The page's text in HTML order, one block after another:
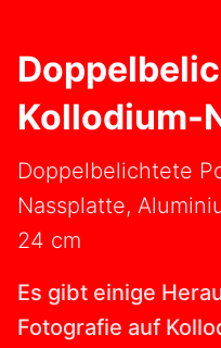
Kollodium-
Doppelbelichtete
Nassplatte,
24 cm
Es gibt einige
Fotografie auf